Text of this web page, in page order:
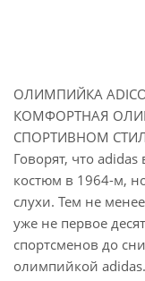
ОЛИМПИЙКА
КОМФОРТНАЯ
СПОРТИВНОМ
Говорят, что
костюм в 1964-м,
слухи. Тем не
уже не первое
спортсменов до
олимпийкой